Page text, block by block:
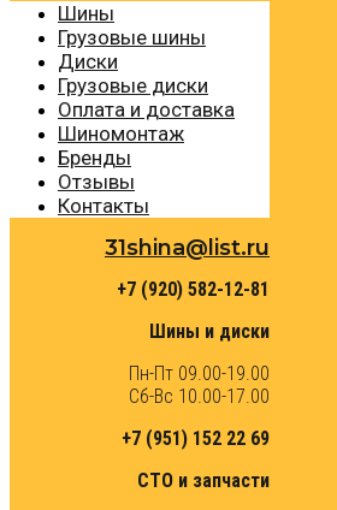
Шины
Грузовые шины
Диски
Грузовые диски
Оплата и доставка
Шиномонтаж
Бренды
Отзывы
Контакты
31shina@list.ru
+7 (920) 582-12-81
Шины и диски
Пн-Пт 09.00-19.00
Сб-Вс 10.00-17.00
+7 (951) 152 22 69
СТО и запчасти